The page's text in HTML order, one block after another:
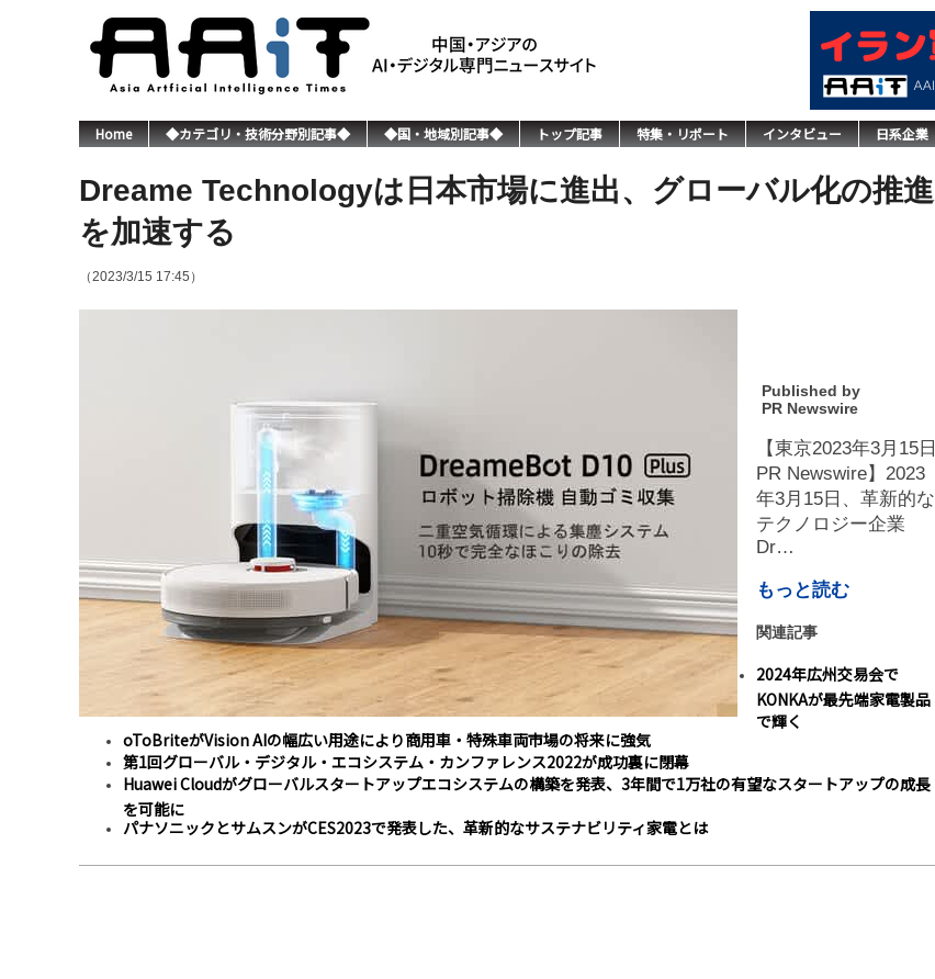
Home ◆カテゴリ・技術分野別記事◆ ◆国・地域別記事◆ トップ記事 特集・リポート インタビュー 日系企業
Dreame Technologyは日本市場に進出、グローバル化の推進
を加速する
（2023/3/15 17:45）
Published by
PR Newswire
【東京2023年3月15日
PR Newswire】2023
年3月15日、革新的な
テクノロジー企業
Dr…
もっと読む
関連記事
2024年広州交易会で
KONKAが最先端家電製品
で輝く
oToBriteがVision AIの幅広い用途により商用車・特殊車両市場の将来に強気
第1回グローバル・デジタル・エコシステム・カンファレンス2022が成功裏に閉幕
Huawei Cloudがグローバルスタートアップエコシステムの構築を発表、3年間で1万社の有望なスタートアップの成長
を可能に
パナソニックとサムスンがCES2023で発表した、革新的なサステナビリティ家電とは